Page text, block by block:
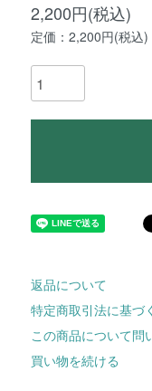
2,200円(税込)
定価：2,200円(税込)
返品について
特定商取引法に基づ
この商品について問
買い物を続ける